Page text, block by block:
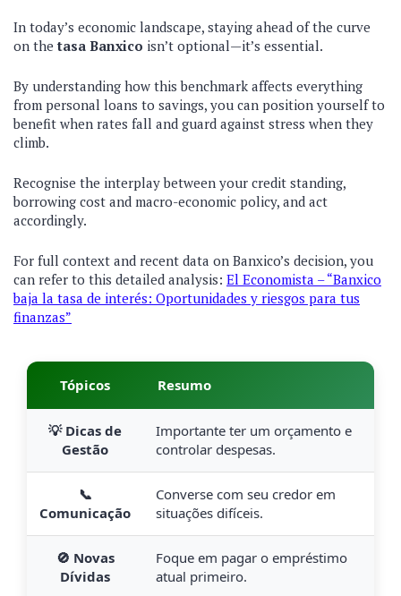
In today’s economic landscape, staying ahead of the curve
on thetasa Banxico isn’t optional—it’s essential.
By understanding how this benchmark affects everything
from personal loans to savings, you can position yourself to
benefit when rates fall and guard against stress when they
climb.
Recognise the interplay between your credit standing,
borrowing cost and macro-economic policy, and act
accordingly.
For full context and recent data on Banxico’s decision, you
can refer to this detailed analysis: El Economista – “Banxico
baja la tasa de interés: Oportunidades y riesgos para tus
finanzas”
Tópicos Resumo
💡 Dicas de
Gestão
Importante ter um orçamento e
controlar despesas.
📞
Comunicação
Converse com seu credor em
situações difíceis.
🚫 Novas
Dívidas
Foque em pagar o empréstimo
atual primeiro.